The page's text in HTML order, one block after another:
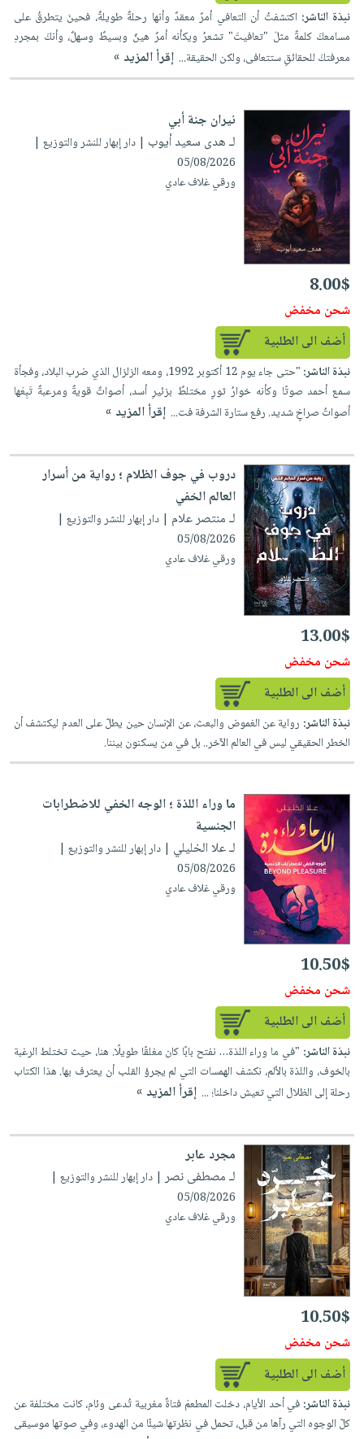
نبذة الناشر: اكتشفتُ أن التعافي أمرٌ معقدٌ وأنها رحلةٌ طويلةٌ، فحينَ يتطرقُ على
مسامعكَ كلمةٌ مثلَ "تعافيتَ" تشعرُ ويكأنه أمرٌ هينٌ وبسيطٌ وسهلٌ، وأنكَ بمجردِ
معرفتكَ للحقائقِ ستتعافى، ولكن الحقيقة... إقرأ المزيد »
نيران جنة أبي
لـ هدى سعيد أيوب | دار إبهار للنشر والتوزيع |
05/08/2026
ورقي غلاف عادي
8.00$
شحن مخفض
أضف الى الطلبية
نبذة الناشر:
"حتى جاء يوم 12 أكتوبر 1992، ومعه الزلزال الذي ضرب البلاد، وفجأة
سمع أحمد صوتًا وكأنه خوارُ ثورٍ مختلطٌ بزئيرِ أسد، أصواتٌ قويةٌ ومرعبةٌ تَبِعَها
أصواتُ صراخٍ شديد. رفع ستارة الشرفة فت... إقرأ المزيد »
دروب في جوف الظلام ؛ رواية من أسرار
العالم الخفي
لـ منتصر علام | دار إبهار للنشر والتوزيع |
05/08/2026
ورقي غلاف عادي
13.00$
شحن مخفض
أضف الى الطلبية
نبذة الناشر: رواية عن الغموض والبعث، عن الإنسان حين يطلّ على العدم ليكتشف أن
الخطر الحقيقي ليس في العالم الآخر.. بل في من يسكنون بيننا.
ما وراء اللذة ؛ الوجه الخفي للاضطرابات
الجنسية
لـ علا الخليلي | دار إبهار للنشر والتوزيع |
05/08/2026
ورقي غلاف عادي
10.50$
شحن مخفض
أضف الى الطلبية
نبذة الناشر: "في ما وراء اللذة… نفتح بابًا كان مغلقًا طويلًا. هنا، حيث تختلط الرغبة
بالخوف، واللذة بالألم، نكشف الهمسات التي لم يجرؤ القلب أن يعترف بها. هذا الكتاب
رحلة إلى الظلال التي تعيش داخلنا؛ ... إقرأ المزيد »
مجرد عابر
لـ مصطفى نصر| دار إبهار للنشر والتوزيع |
05/08/2026
ورقي غلاف عادي
10.50$
شحن مخفض
أضف الى الطلبية
نبذة الناشر: في أحد الأيام، دخلت المطعمَ فتاةٌ مغربية تُدعى وئام، كانت مختلفة عن
كلّ الوجوه التي رآها من قبل، تحمل في نظرتها شيئًا من الهدوء، وفي صوتها موسيقى